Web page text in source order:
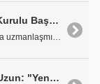
Era Şirketler Grubu Yönetim Kurulu Başkanı Alpay Ünal: "Enerji yatırımları, diğer sektörlere göre yüksek maliyetler ve uzun sürede gerçekleşiyor"
Enerya Genel Müdürü Aslan Uzun: "Yenilenebilir Enerjide Rüzgar ve Güneşe Yatırım Yapıyoruz."